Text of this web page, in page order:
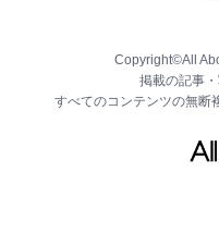
Copyright©All
掲載の記事・
すべてのコンテンツの無断